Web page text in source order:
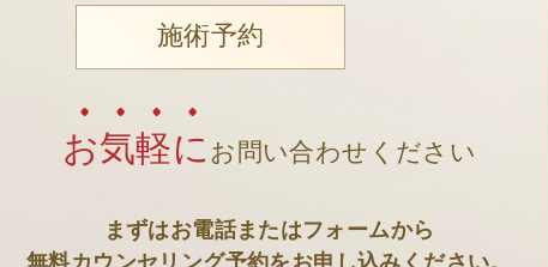
施術予約
お気軽に お問い合わせください
まずはお電話またはフォームから
無料カウンセリング予約をお申し込みください。